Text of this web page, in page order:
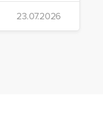
23.07.2026